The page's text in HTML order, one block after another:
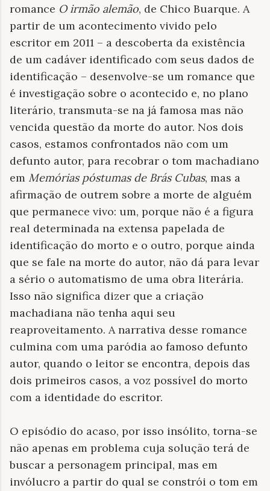
romance O irmão alemão, de Chico Buarque. A
partir de um acontecimento vivido pelo
escritor em 2011 – a descoberta da existência
de um cadáver identificado com seus dados de
identificação – desenvolve-se um romance que
é investigação sobre o acontecido e, no plano
literário, transmuta-se na já famosa mas não
vencida questão da morte do autor. Nos dois
casos, estamos confrontados não com um
defunto autor, para recobrar o tom machadiano
em Memórias póstumas de Brás Cubas, mas a
afirmação de outrem sobre a morte de alguém
que permanece vivo: um, porque não é a figura
real determinada na extensa papelada de
identificação do morto e o outro, porque ainda
que se fale na morte do autor, não dá para levar
a sério o automatismo de uma obra literária.
Isso não significa dizer que a criação
machadiana não tenha aqui seu
reaproveitamento. A narrativa desse romance
culmina com uma paródia ao famoso defunto
autor, quando o leitor se encontra, depois das
dois primeiros casos, a voz possível do morto
com a identidade do escritor.
O episódio do acaso, por isso insólito, torna-se
não apenas em problema cuja solução terá de
buscar a personagem principal, mas em
invólucro a partir do qual se constrói o tom em